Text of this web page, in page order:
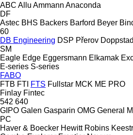
ABC Allu Ammann Anaconda
DF
Astec BHS Backers Barford Beyer
60
DB Engineering DSP Přerov
SM
Eagle Edge Eggersmann Elkamak
E-series S-series
FABO
FTB FTI FTS Fullstar MCK ME PRO
Finlay Fintec
542 640
GIPO Galen Gasparin OMG General
PC
Haver & Boecker Hewitt Robins